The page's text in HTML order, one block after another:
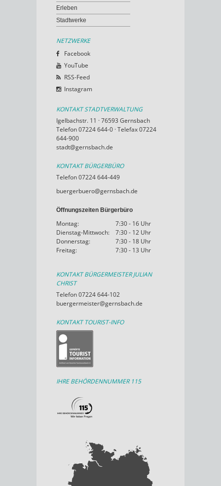
Erleben
Stadtwerke
NETZWERKE
Facebook
YouTube
RSS-Feed
Instagram
KONTAKT STADTVERWALTUNG
Igelbachstr. 11 · 76593 Gernsbach
Telefon 07224 644-0 · Telefax 07224
644-900
stadt@gernsbach.de
KONTAKT BÜRGERBÜRO
Telefon 07224 644-449
buergerbuero@gernsbach.de
Öffnungszeiten Bürgerbüro
Montag:
7:30 - 16 Uhr
Dienstag-Mittwoch:
7:30 - 12 Uhr
Donnerstag:
7:30 - 18 Uhr
Freitag:
7:30 - 13 Uhr
KONTAKT BÜRGERMEISTER JULIAN
CHRIST
Telefon 07224 644-102
buergermeister@gernsbach.de
KONTAKT TOURIST-INFO
IHRE BEHÖRDENNUMMER 115